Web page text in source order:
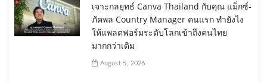
เจาะกลยุทธ์ Canva Thailand กับคุณ แม็กซ์-
ภัคพล Country Manager คนแรก ทำยังไง
ให้แพลตฟอร์มระดับโลกเข้าถึงคนไทย
มากกว่าเดิม
August 5, 2026